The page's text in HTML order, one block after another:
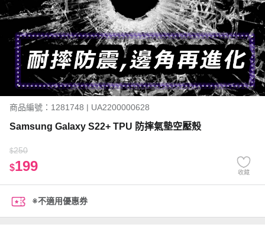
商品編號：1281748 | UA2200000628
Samsung Galaxy S22+ TPU 防摔氣墊空壓殼
$250
$199 收藏
※不適用優惠券